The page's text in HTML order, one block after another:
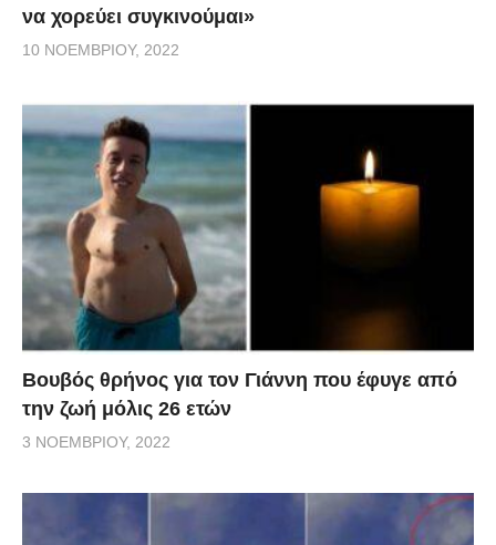
να χορεύει συγκινούμαι»
10 ΝΟΕΜΒΡΊΟΥ, 2022
Βουβός θρήνος για τον Γιάννη που έφυγε από
την ζωή μόλις 26 ετών
3 ΝΟΕΜΒΡΊΟΥ, 2022